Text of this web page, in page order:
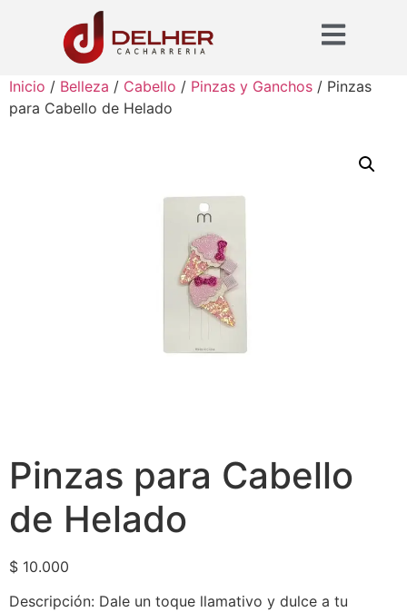
Inicio / Belleza / Cabello / Pinzas y Ganchos / Pinzas
para Cabello de Helado
Pinzas para Cabello
de Helado
$ 10.000
Descripción: Dale un toque llamativo y dulce a tu